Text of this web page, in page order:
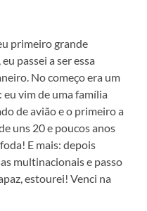
primeiro grande
passei a ser essa
No começo era um
eu vim de uma família
de avião e o primeiro a
uns 20 e poucos anos
E mais: depois
multinacionais e passo
estourei! Venci na